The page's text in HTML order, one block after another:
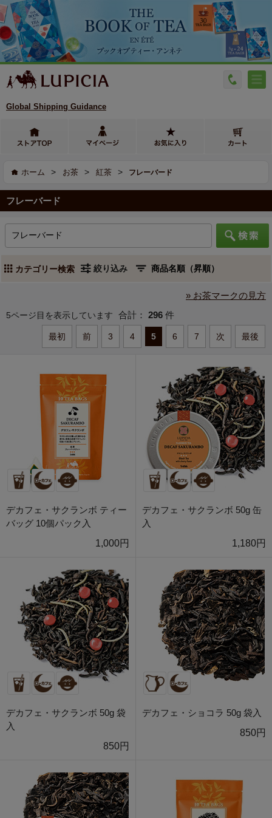
Global Shipping Guidance
ホーム > お茶 > 紅茶 > フレーバード
フレーバード
カテゴリー検索 絞り込み
» お茶マークの見方
5ページ目を表示しています 合計： 296 件
最初 前 3 4 5 6 7 次 最後
デカフェ・サクランボ ティー
バッグ 10個パック入
1,000円
デカフェ・サクランボ 50g 缶
入
1,180円
デカフェ・サクランボ 50g 袋
入
850円
デカフェ・ショコラ 50g 袋入
850円